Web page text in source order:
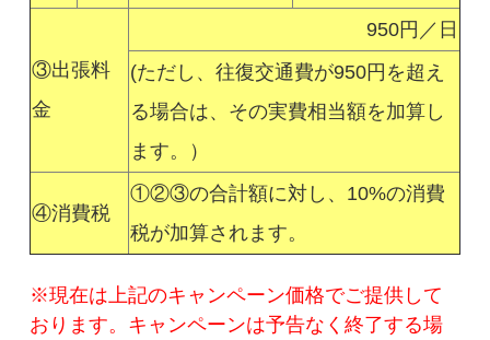
③出張料
金
950円／日
(ただし、往復交通費が950円を超え
る場合は、その実費相当額を加算し
ます。）
④消費税
①②③の合計額に対し、10%の消費
税が加算されます。
※現在は上記のキャンペーン価格でご提供して
おります。キャンペーンは予告なく終了する場